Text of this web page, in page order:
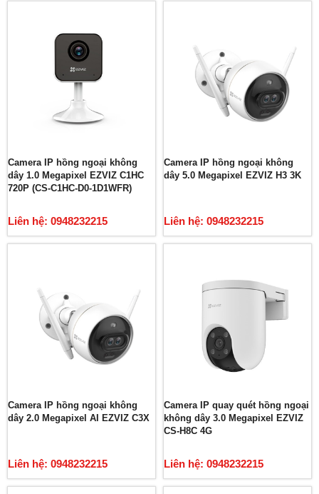
Camera IP hồng ngoại không
dây 1.0 Megapixel EZVIZ C1HC
720P (CS-C1HC-D0-1D1WFR)
Liên hệ: 0948232215
Camera IP hồng ngoại không
dây 5.0 Megapixel EZVIZ H3 3K
Liên hệ: 0948232215
Camera IP hồng ngoại không
dây 2.0 Megapixel AI EZVIZ C3X
Liên hệ: 0948232215
Camera IP quay quét hồng ngoại
không dây 3.0 Megapixel EZVIZ
CS-H8C 4G
Liên hệ: 0948232215